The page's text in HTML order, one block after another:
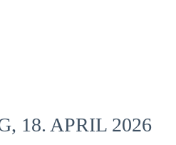
18. APRIL 2026